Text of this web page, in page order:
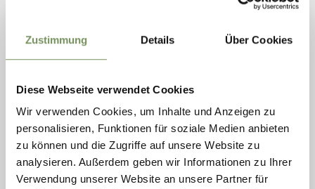
Zustimmung Details Über Cookies
Diese Webseite verwendet Cookies
Wir verwenden Cookies, um Inhalte und Anzeigen zu
personalisieren, Funktionen für soziale Medien anbieten
zu können und die Zugriffe auf unsere Website zu
analysieren. Außerdem geben wir Informationen zu Ihrer
Verwendung unserer Website an unsere Partner für
WANDERN
WANDERUNG ZUM SEEBERGSEE
Abwechslungsreiche Almrunde auf dem Jägersteig Der Weg hinunter zur
Wanser Alm führt durch sehr steiles Gelände und ist ziemlich schmal,
MEHR LESEN